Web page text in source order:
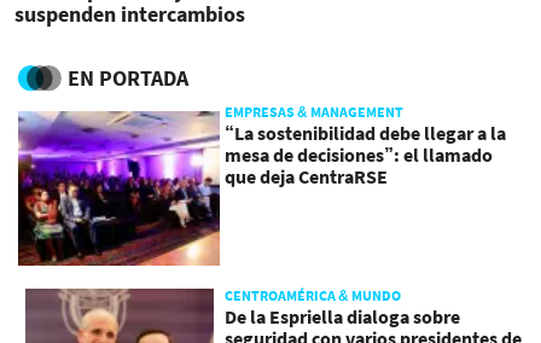
suspenden intercambios
EN PORTADA
EMPRESAS & MANAGEMENT
“La sostenibilidad debe llegar a la
mesa de decisiones”: el llamado
que deja CentraRSE
CENTROAMÉRICA & MUNDO
De la Espriella dialoga sobre
seguridad con varios presidentes de